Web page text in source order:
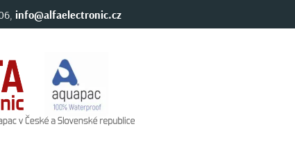
info@alfaelectronic.cz